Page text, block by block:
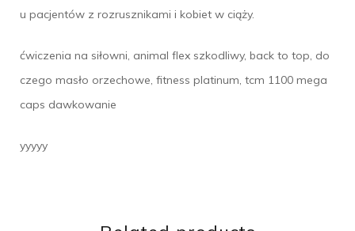
u pacjentów z rozrusznikami i kobiet w ciąży.
ćwiczenia na siłowni, animal flex szkodliwy, back to top, do
czego masło orzechowe, fitness platinum, tcm 1100 mega
caps dawkowanie
yyyyy